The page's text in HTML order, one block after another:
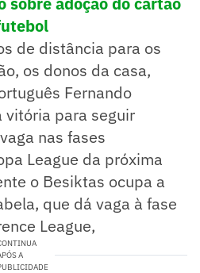
de distância para os
os donos da casa,
Fernando
vitória para seguir
nas fases
League da próxima
o Besiktas ocupa a
que dá vaga à fase
League,
A